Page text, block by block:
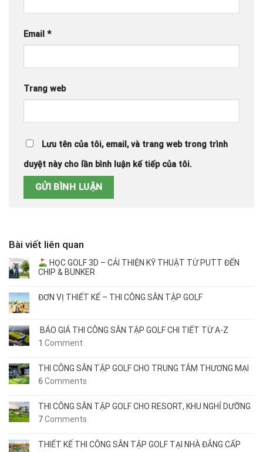
Email *
Trang web
Lưu tên của tôi, email, và trang web trong trình
duyệt này cho lần bình luận kế tiếp của tôi.
Bài viết liên quan
HỌC GOLF 3D – CẢI THIỆN KỸ THUẬT TỪ PUTT ĐẾN
CHIP & BUNKER
ĐƠN VỊ THIẾT KẾ – THI CÔNG SÂN TẬP GOLF
BÁO GIÁ THI CÔNG SÂN TẬP GOLF CHI TIẾT TỪ A-Z
1 Comment
THI CÔNG SÂN TẬP GOLF CHO TRUNG TÂM THƯƠNG MẠI
6Comments
THI CÔNG SÂN TẬP GOLF CHO RESORT, KHU NGHỈ DƯỠNG
7Comments
THIẾT KẾ THI CÔNG SÂN TẬP GOLF TẠI NHÀ ĐẲNG CẤP